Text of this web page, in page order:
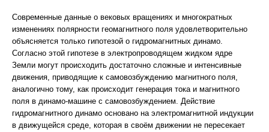
Современные данные о вековых вращениях и многократных
изменениях полярности геомагнитного поля удовлетворительно
объясняется только гипотезой о гидромагнитных динамо.
Согласно этой гипотезе в электропроводящем жидком ядре
Земли могут происходить достаточно сложные и интенсивные
движения, приводящие к самовозбуждению магнитного поля,
аналогично тому, как происходит генерация тока и магнитного
поля в динамо-машине с самовозбуждением. Действие
гидромагнитного динамо основано на электромагнитной индукции
в движущейся среде, которая в своём движении не пересекает